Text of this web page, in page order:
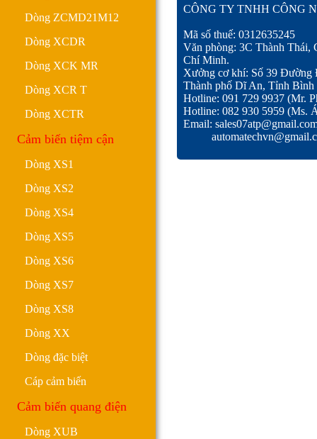
Dòng ZCMD21M12
Dòng XCDR
Dòng XCK MR
Dòng XCR T
Dòng XCTR
Cảm biến tiệm cận
Dòng XS1
Dòng XS2
Dòng XS4
Dòng XS5
Dòng XS6
Dòng XS7
Dòng XS8
Dòng XX
Dòng đặc biệt
Cáp cảm biến
Cảm biến quang điện
Dòng XUB
CÔNG TY TNHH CÔNG
Mã số thuế: 0312635245
Văn phòng: 3C Thành Thái,
Chí Minh.
Xưởng cơ khí: Số 39
Thành phố Dĩ An, Tỉnh Bình
Hotline: 091 729 9937 (Mr.
Hotline: 082 930 5959 (Ms.
Email: